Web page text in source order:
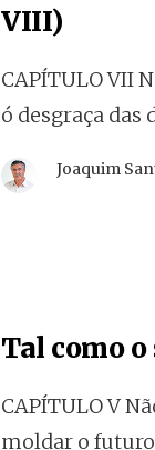
VIII)
CAPÍTULO VII
ó desgraça
Joaquim
Tal como o
CAPÍTULO V
moldar o